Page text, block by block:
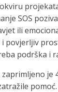
SOS
ili
povjerljiv
podrška i
je